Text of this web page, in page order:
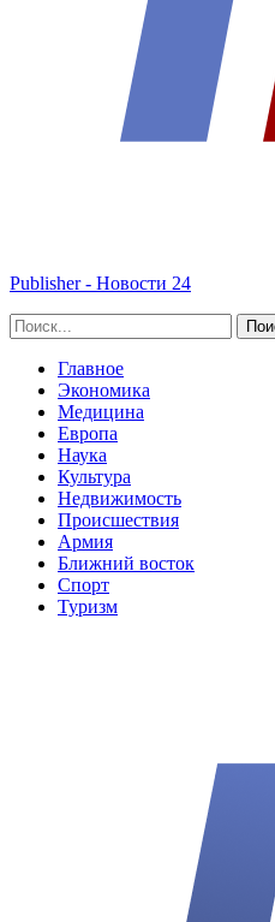
Publisher - Новости 24
Главное
Экономика
Медицина
Европа
Наука
Культура
Недвижимость
Происшествия
Армия
Ближний восток
Спорт
Туризм